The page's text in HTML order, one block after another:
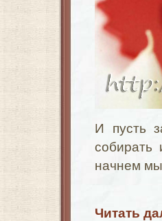
И пусть
собирать
начнем
Читать